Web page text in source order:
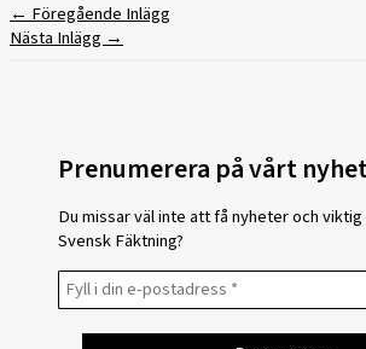
← Föregående Inlägg
Nästa Inlägg →
Prenumerera på vårt
Du missar väl inte att få nyheter och
Svensk Fäktning?